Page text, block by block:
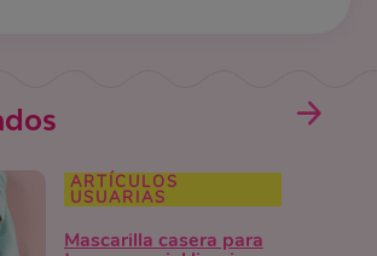
ARTÍCULOS
USUARIAS
Mascarilla casera para